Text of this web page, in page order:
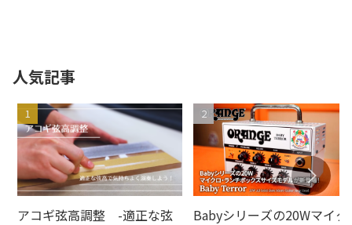
人気記事
アコギ弦高調整 -適正な弦
Babyシリーズの20Wマイク